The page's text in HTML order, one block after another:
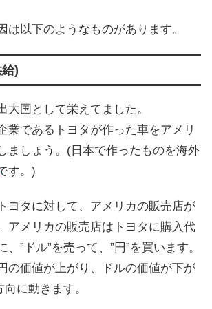
は以下のようなものがあります。
)
大国として栄えてました。
業であるトヨタが作った車をアメリ
ましょう。(日本で作ったものを海外
す。)
ヨタに対して、アメリカの販売店が
アメリカの販売店はトヨタに購入代
”ドル”を売って、”円”を買います。
の価値が上がり、ドルの価値が下が
向に動きます。